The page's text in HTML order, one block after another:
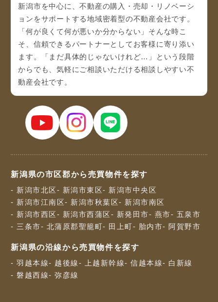
新潟市を中心に、不動産の購入・売却・リノベーシ
ョンをサポートする地域密着型の不動産会社です。
「何が良くて何が悪いか分からない」そんな時こ
そ、信頼できるパートナーとしてお客様に寄り添い
ます。「まだ具体的じゃないけれど…」という段階
からでも、気軽にご相談いただける相談しやすい不
動産会社です。
新潟県の市区郡から売買物件を探す
- 新潟市北区 - 新潟市東区- 新潟市中央区
- 新潟市江南区- 新潟市秋葉区- 新潟市南区
- 新潟市西区 - 新潟市西蒲区 - 新発田市- 燕市- 五泉市
- 三条市- 北蒲原郡聖籠町- 田上町- 胎内市- 阿賀野市
新潟県の沿線から売買物件を探す
- 羽越本線- 越後線- 上越新幹線- 信越本線- 白新線
- 磐越西線- 弥彦線